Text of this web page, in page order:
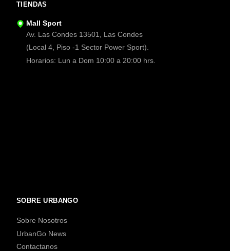
TIENDAS
Mall Sport
Av. Las Condes 13501, Las Condes
(Local 4, Piso -1 Sector Power Sport).
Horarios: Lun a Dom 10:00 a 20:00 hrs.
SOBRE URBANGO
Sobre Nosotros
UrbanGo News
Contactanos